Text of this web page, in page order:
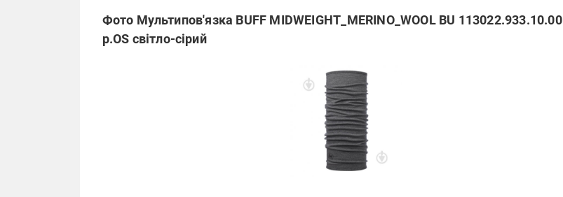
Фото Мультипов'язка BUFF MIDWEIGHT_MERINO_WOOL BU 113022.933.10.00
р.OS світло-сірий